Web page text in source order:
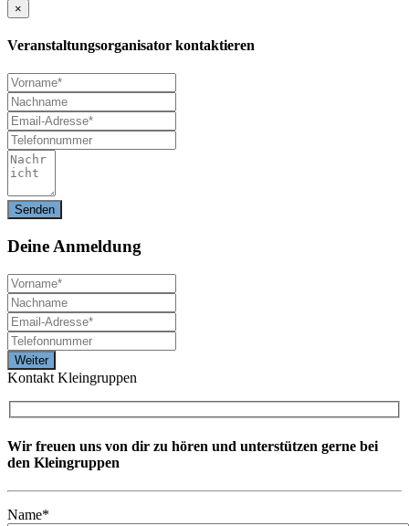
×
Veranstaltungsorganisator kontaktieren
Deine Anmeldung
Kontakt Kleingruppen
Wir freuen uns von dir zu hören und unterstützen gerne bei
den Kleingruppen
Name*